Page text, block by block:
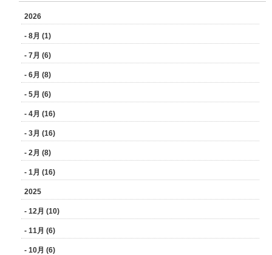
2026
- 8月 (1)
- 7月 (6)
- 6月 (8)
- 5月 (6)
- 4月 (16)
- 3月 (16)
- 2月 (8)
- 1月 (16)
2025
- 12月 (10)
- 11月 (6)
- 10月 (6)